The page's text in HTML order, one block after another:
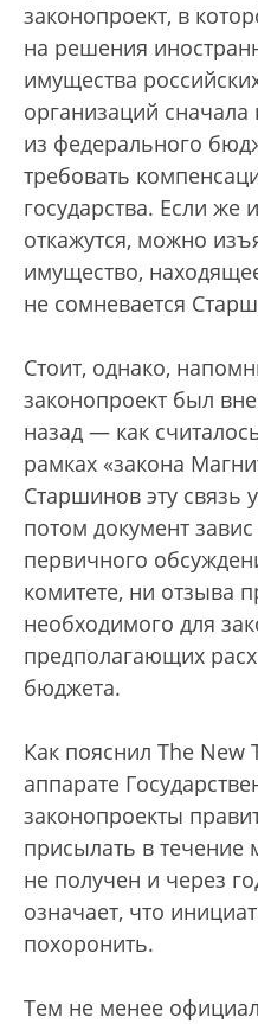
законопроект, в
на решения
имущества
организаций
из федерального
требовать
государства. Если же
откажутся, можно
имущество,
не сомневается
Стоит, однако,
законопроект был
назад — как
рамках «закона
Старшинов эту связь
потом документ
первичного
комитете, ни отзыва
необходимого для
предполагающих
бюджета.
Как пояснил The New
аппарате
законопроекты
присылать в течение
не получен и через
означает, что
похоронить.
Тем не менее